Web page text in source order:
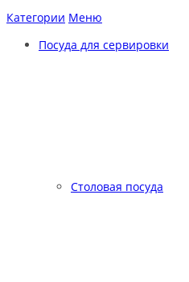
Категории Меню
Посуда для сервировки
Столовая посуда